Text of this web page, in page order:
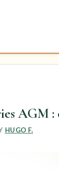
AGM :
HUGO F.